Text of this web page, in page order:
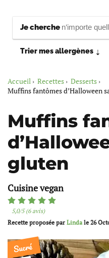
Je cherche
Trier mes allergènes ⇣
Accueil Recettes
Desserts
Muffins fantômes d’Halloween
Muffins
gluten
Cuisine vegan
5,0/5 (6 avis)
Recette proposée par Linda le 26
Sucré